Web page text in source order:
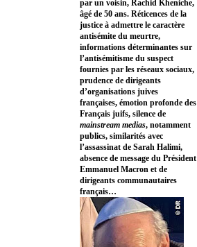
par un voisin, Rachid Kheniche,
âgé de 50 ans. Réticences de la
justice à admettre le caractère
antisémite du meurtre,
informations déterminantes sur
l’antisémitisme du suspect
fournies par les réseaux sociaux,
prudence de dirigeants
d’organisations juives
françaises, émotion profonde des
Français juifs, silence de
mainstream medias, notamment
publics, similarités avec
l’assassinat de Sarah Halimi,
absence de message du Président
Emmanuel Macron et de
dirigeants communautaires
français…